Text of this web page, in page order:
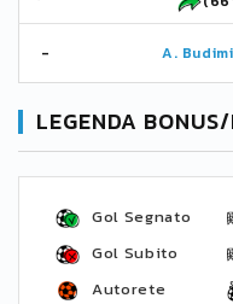
- A.
LEGENDA
Gol Segnato
Gol Subito
Autorete